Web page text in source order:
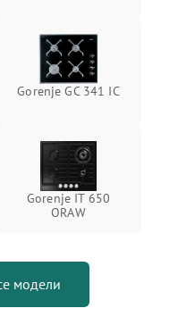
Gorenje GC 341 IC
Gorenje IT 650
ORAW
модели